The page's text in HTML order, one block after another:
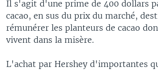
Il s'agit d'une prime de 400 dollars
cacao, en sus du prix du marché,
rémunérer les planteurs de cacao
vivent dans la misère.
L'achat par Hershey d'importantes